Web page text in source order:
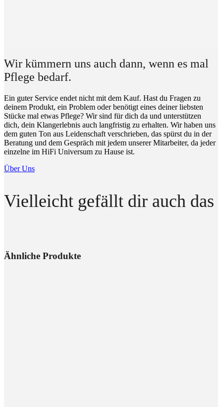
Wir kümmern uns auch dann, wenn es mal
Pflege bedarf.
Ein guter Service endet nicht mit dem Kauf. Hast du Fragen zu
deinem Produkt, ein Problem oder benötigt eines deiner liebsten
Stücke mal etwas Pflege? Wir sind für dich da und unterstützen
dich, dein Klangerlebnis auch langfristig zu erhalten. Wir haben uns
dem guten Ton aus Leidenschaft verschrieben, das spürst du in der
Beratung und dem Gespräch mit jedem unserer Mitarbeiter, da jeder
einzelne im HiFi Universum zu Hause ist.
Über Uns
Vielleicht gefällt dir auch das
Ähnliche Produkte